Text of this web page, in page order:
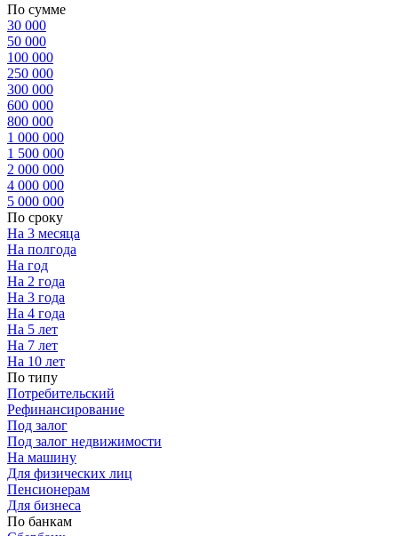
По сумме
30 000
50 000
100 000
250 000
300 000
600 000
800 000
1 000 000
1 500 000
2 000 000
4 000 000
5 000 000
По сроку
На 3 месяца
На полгода
На год
На 2 года
На 3 года
На 4 года
На 5 лет
На 7 лет
На 10 лет
По типу
Потребительский
Рефинансирование
Под залог
Под залог недвижимости
На машину
Для физических лиц
Пенсионерам
Для бизнеса
По банкам